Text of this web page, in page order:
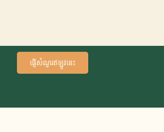
ផ្ញើសំណួរឥឡូវនេះ